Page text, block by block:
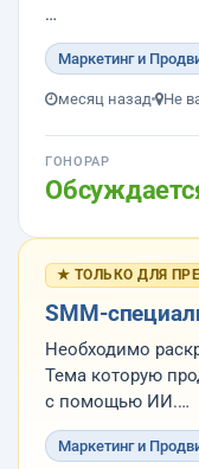
1. Провести
компании
2. Определить и
Сайт компании -
Маркетинг и
месяц назад Не
ГОНОРАР
★ ТОЛЬКО ДЛЯ
SMM-
Необходимо
Тема которую
с помощью ИИ.
Мы себя
программисты,
Маркетинг и